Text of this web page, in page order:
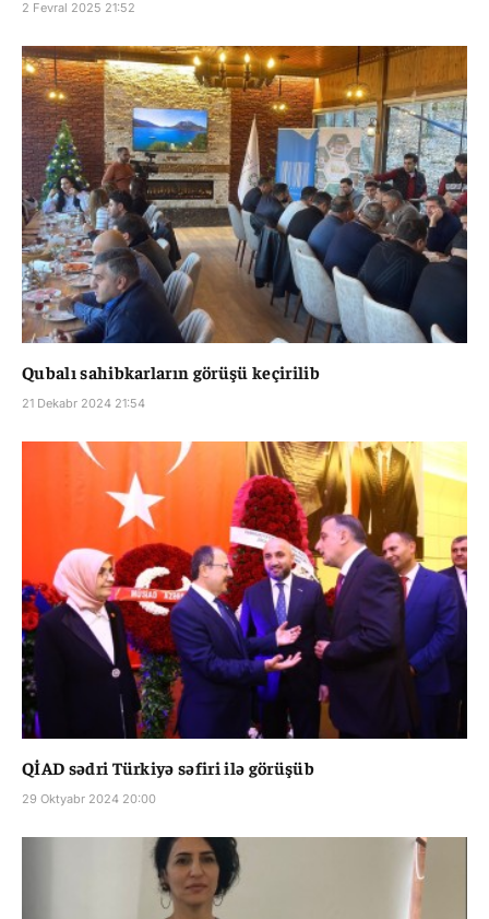
2 Fevral 2025 21:52
Qubalı sahibkarların görüşü keçirilib
21 Dekabr 2024 21:54
QİAD sədri Türkiyə səfiri ilə görüşüb
29 Oktyabr 2024 20:00